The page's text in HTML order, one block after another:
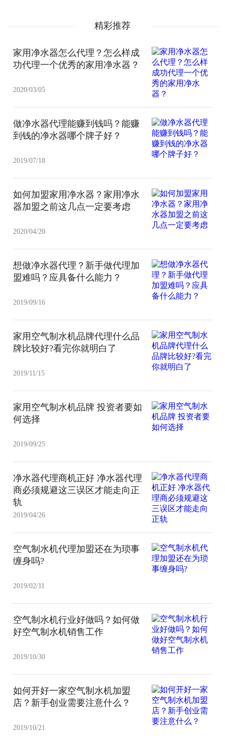
精彩推荐
家用净水器怎么代理？怎么样成
功代理一个优秀的家用净水器？
2020/03/05
做净水器代理能赚到钱吗？能赚
到钱的净水器哪个牌子好？
2019/07/18
如何加盟家用净水器？家用净水
器加盟之前这几点一定要考虑
2020/04/20
想做净水器代理？新手做代理加
盟难吗？应具备什么能力？
2019/09/16
家用空气制水机品牌代理什么品
牌比较好?看完你就明白了
2019/11/15
家用空气制水机品牌 投资者要如
何选择
2019/09/25
净水器代理商机正好 净水器代理
商必须规避这三误区才能走向正
轨
2019/04/26
空气制水机代理加盟还在为琐事
缠身吗?
2019/02/11
空气制水机行业好做吗？如何做
好空气制水机销售工作
2019/10/30
如何开好一家空气制水机加盟
店？新手创业需要注意什么？
2019/10/21